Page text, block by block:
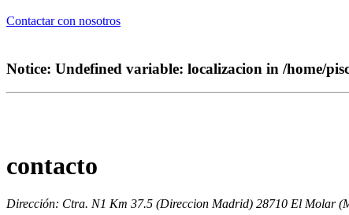
Contactar con nosotros
Notice: Undefined variable: localizacion in /home/
contacto
Dirección: Ctra. N1 Km 37.5 (Direccion Madrid) 28710 El Molar